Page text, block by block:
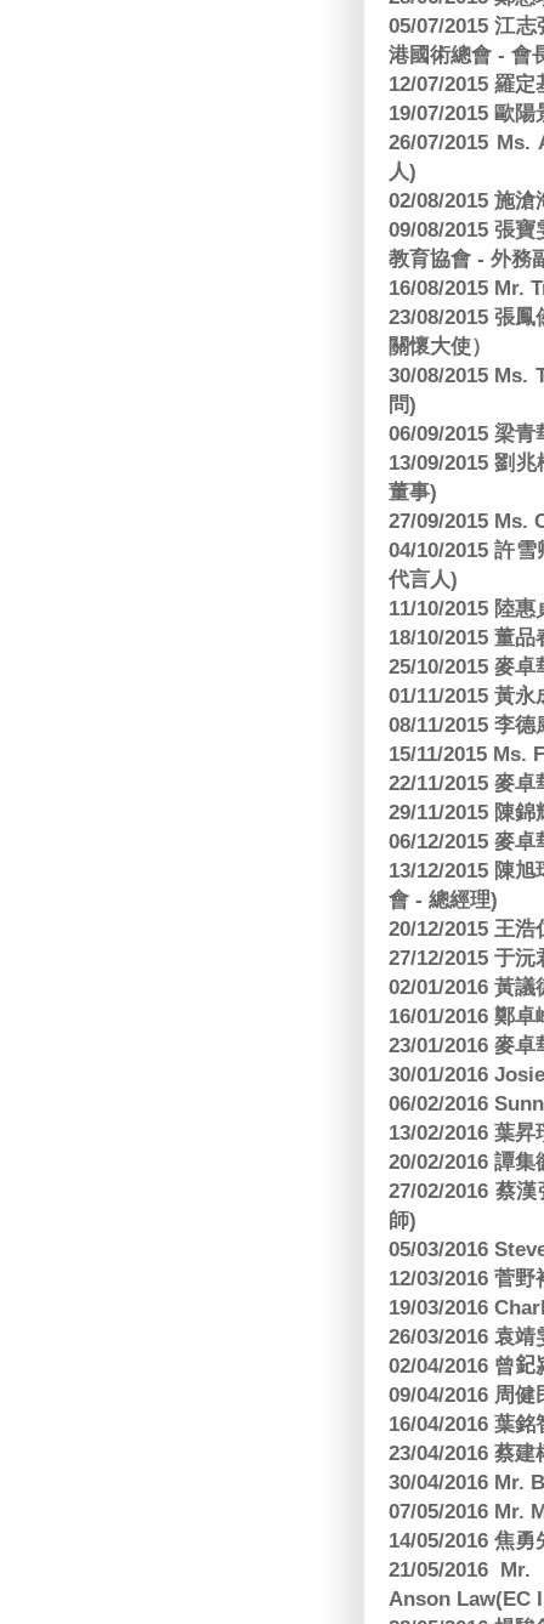
05/07/2015 江
港國術總會 - 會
12/07/2015 羅
19/07/2015 歐
26/07/2015
人)
02/08/2015 施
09/08/2015 張
教育協會 - 外務
16/08/2015 Mr.
23/08/2015 張
關懷大使）
30/08/2015 Ms.
問)
06/09/2015 梁
13/09/2015 劉
董事)
27/09/2015 Ms.
04/10/2015 許
代言人)
11/10/2015 陸
18/10/2015 董
25/10/2015 麥
01/11/2015 黃
08/11/2015 李
15/11/2015 Ms.
22/11/2015 麥
29/11/2015 陳
06/12/2015 麥
13/12/2015 陳
會 - 總經理)
20/12/2015 王
27/12/2015 于
02/01/2016 黃
16/01/2016 鄭
23/01/2016 麥
30/01/2016
06/02/2016
13/02/2016 葉
20/02/2016 譚
27/02/2016 蔡
師)
05/03/2016
12/03/2016 菅
19/03/2016
26/03/2016 袁
02/04/2016 曾
09/04/2016 周
16/04/2016 葉
23/04/2016 蔡
30/04/2016 Mr.
07/05/2016 Mr.
14/05/2016 焦
21/05/2016
Anson Law(EC